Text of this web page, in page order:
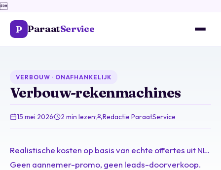

P ParaatService
VERBOUW · ONAFHANKELIJK
Verbouw-rekenmachines
15 mei 2026· 2 min lezen· Redactie ParaatService
Realistische kosten op basis van echte offertes uit NL.
Geen aannemer-promo, geen leads-doorverkoop.